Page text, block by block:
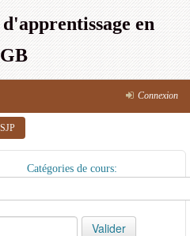
en
Connexion
Catégories de cours: